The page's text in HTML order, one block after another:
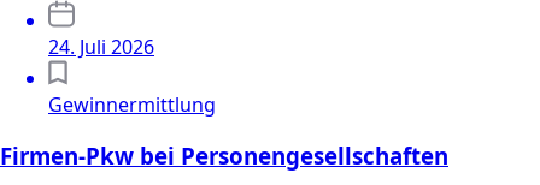
24. Juli 2026
Gewinnermittlung
Firmen-Pkw bei Personengesellschaften